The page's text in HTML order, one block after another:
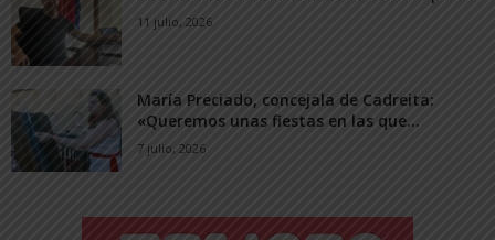
11 julio, 2026
María Preciado, concejala de Cadreita:
«Queremos unas fiestas en las que...
7 julio, 2026